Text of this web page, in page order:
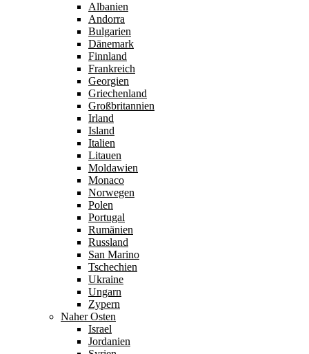
Albanien
Andorra
Bulgarien
Dänemark
Finnland
Frankreich
Georgien
Griechenland
Großbritannien
Irland
Island
Italien
Litauen
Moldawien
Monaco
Norwegen
Polen
Portugal
Rumänien
Russland
San Marino
Tschechien
Ukraine
Ungarn
Zypern
Naher Osten
Israel
Jordanien